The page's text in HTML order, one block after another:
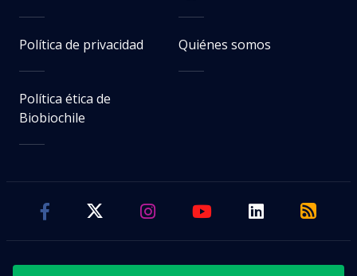
Política de privacidad Quiénes somos
Política ética de
Biobiochile